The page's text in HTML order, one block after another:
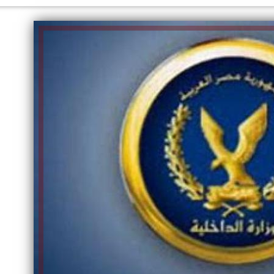
الكاتبة إلهام شرشر تهنئ الرئيس
رسالتى لآخر الزمان «محطة الضبعة
النووية»... من الحلم إلى التنفيذ